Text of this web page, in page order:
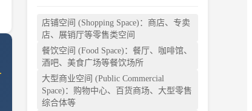
店铺空间 (Shopping Space)：商店、专卖
店、展销厅等零售类空间
餐饮空间 (Food Space)：餐厅、咖啡馆、
酒吧、美食广场等餐饮场所
大型商业空间 (Public Commercial
Space)：购物中心、百货商场、大型零售
综合体等